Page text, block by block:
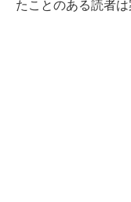
たことのある読者